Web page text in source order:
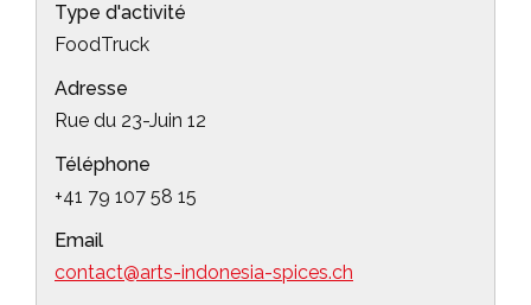
Type d'activité
FoodTruck
Adresse
Rue du 23-Juin 12
Téléphone
+41 79 107 58 15
Email
contact@arts-indonesia-spices.ch